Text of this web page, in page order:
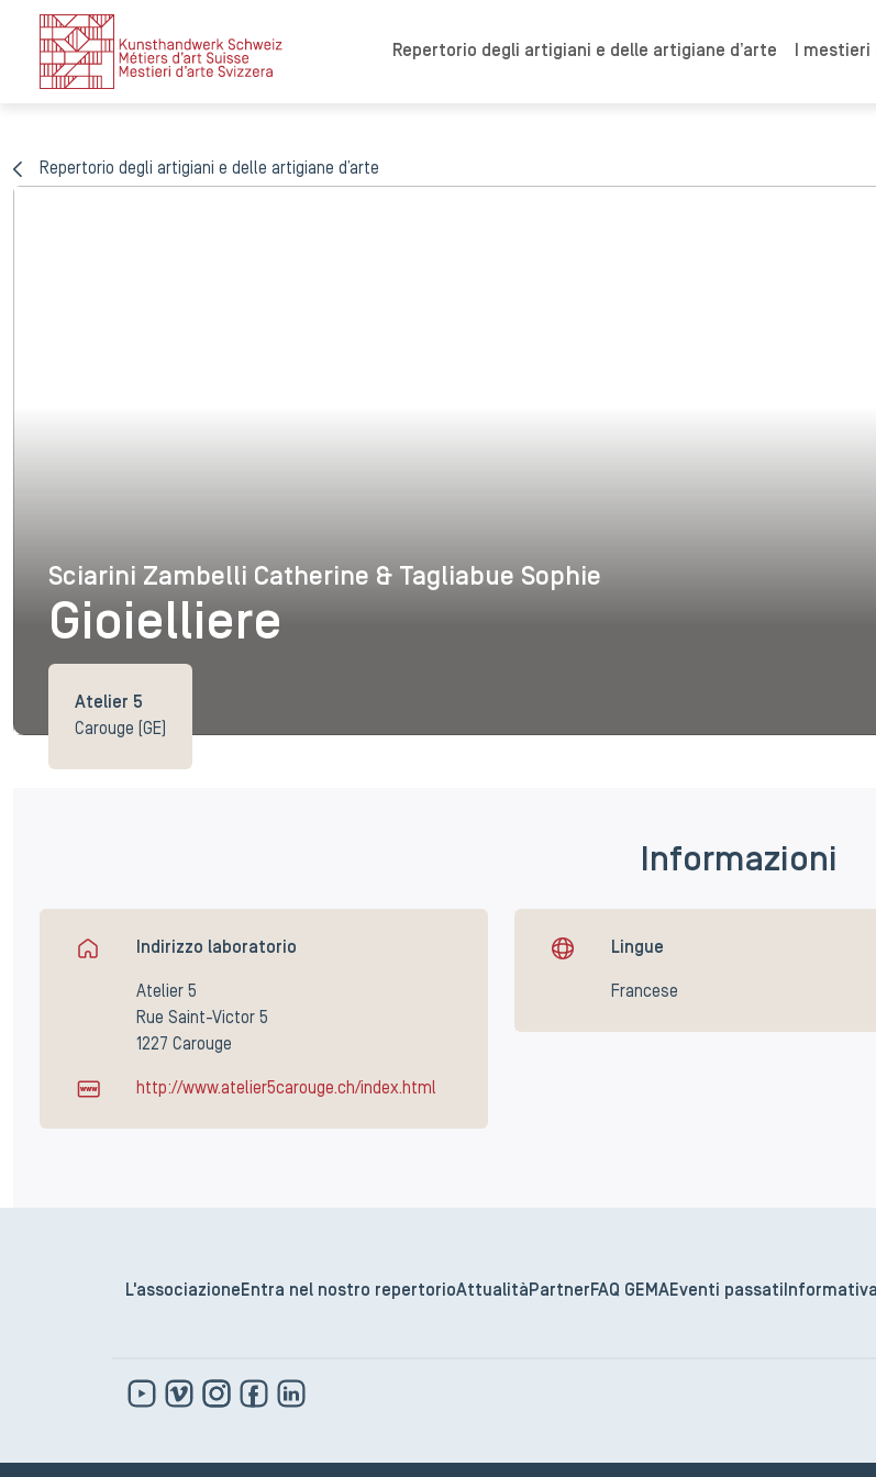
Repertorio degli artigiani e delle artigiane d’arte I mestieri
Repertorio degli artigiani e delle artigiane d’arte
Sciarini Zambelli Catherine & Tagliabue
Sciarini Zambelli Catherine & Tagliabue Sophie
Gioielliere
Atelier 5
Carouge (GE)
Informazioni
Indirizzo laboratorio
Atelier 5
Rue Saint-Victor 5
1227 Carouge
http://www.atelier5carouge.ch/index.html
Lingue
Francese
L'associazione Entra nel nostro repertorioAttualità Partner FAQ GEMAEventi passati